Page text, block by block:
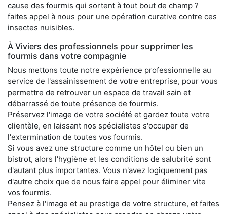
cause des fourmis qui sortent à tout bout de champ ?
faites appel à nous pour une opération curative contre ces
insectes nuisibles.
À Viviers des professionnels pour supprimer les
fourmis dans votre compagnie
Nous mettons toute notre expérience professionnelle au
service de l'assainissement de votre entreprise, pour vous
permettre de retrouver un espace de travail sain et
débarrassé de toute présence de fourmis.
Préservez l'image de votre société et gardez toute votre
clientèle, en laissant nos spécialistes s'occuper de
l'extermination de toutes vos fourmis.
Si vous avez une structure comme un hôtel ou bien un
bistrot, alors l'hygiène et les conditions de salubrité sont
d'autant plus importantes. Vous n'avez logiquement pas
d'autre choix que de nous faire appel pour éliminer vite
vos fourmis.
Pensez à l'image et au prestige de votre structure, et faites